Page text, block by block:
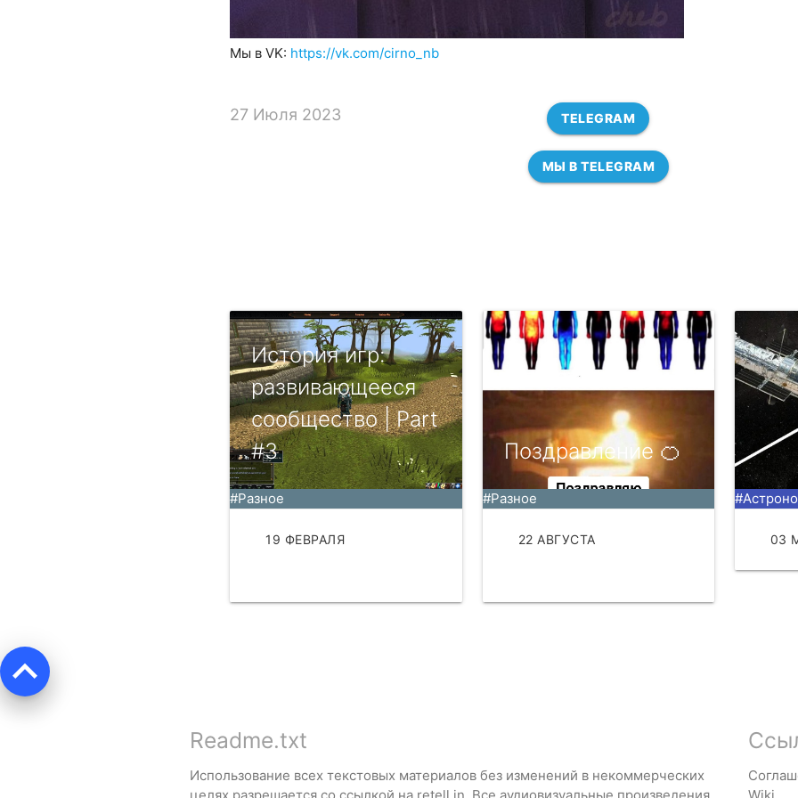
Мы в VK: https://vk.com/cirno_nb
27 Июля 2023 TELEGRAM
МЫ В TELEGRAM
История игр:
развивающееся
сообщество | Part
#3
#Разное
19 ФЕВРАЛЯ
Поздравление 🍊
#Разное
22 АВГУСТА 03
keyboard_arrow_up
Readme.txt
Использование всех текстовых материалов без изменений в некоммерческих